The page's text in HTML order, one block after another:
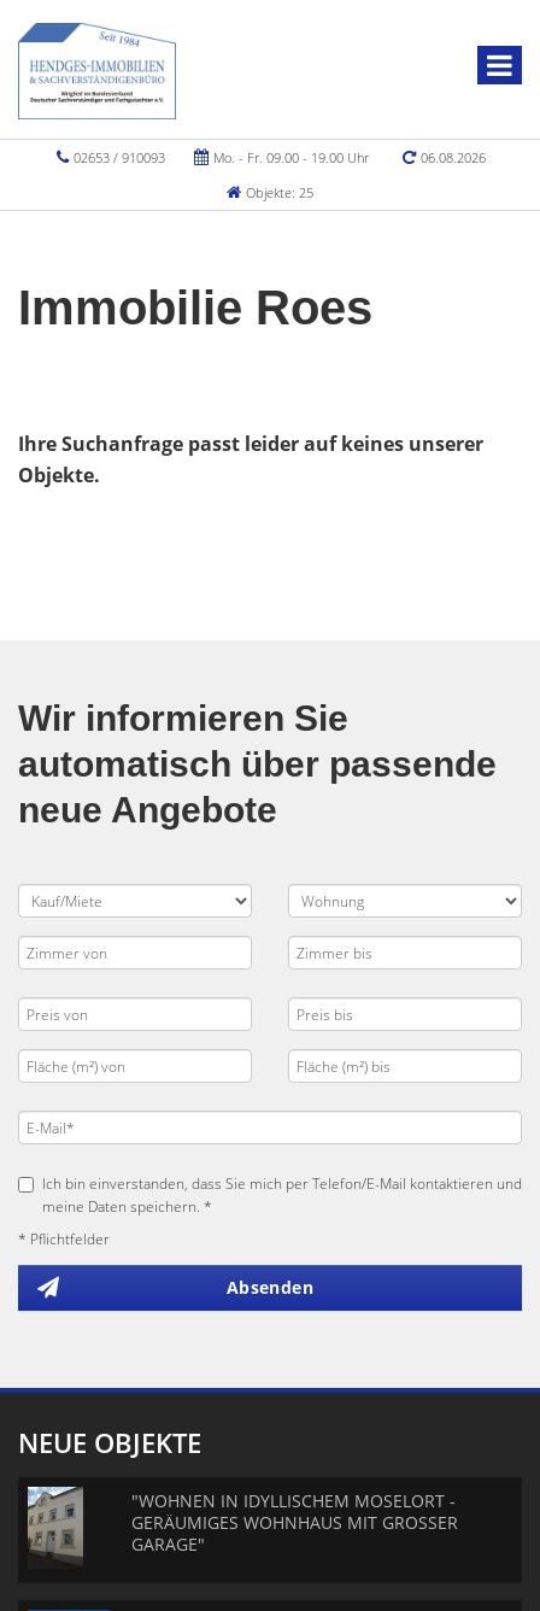
02653 / 910093 Mo. - Fr. 09.00 - 19.00 Uhr
06.08.2026
Objekte: 25
Immobilie Roes
Ihre Suchanfrage passt leider auf keines unserer
Objekte.
Wir informieren Sie
automatisch über passende
neue Angebote
Ich bin einverstanden, dass Sie mich per Telefon/E-Mail kontaktieren und
meine Daten speichern. *
* Pflichtfelder
Absenden
NEUE OBJEKTE
"WOHNEN IN IDYLLISCHEM MOSELORT -
GERÄUMIGES WOHNHAUS MIT GROSSER
GARAGE"